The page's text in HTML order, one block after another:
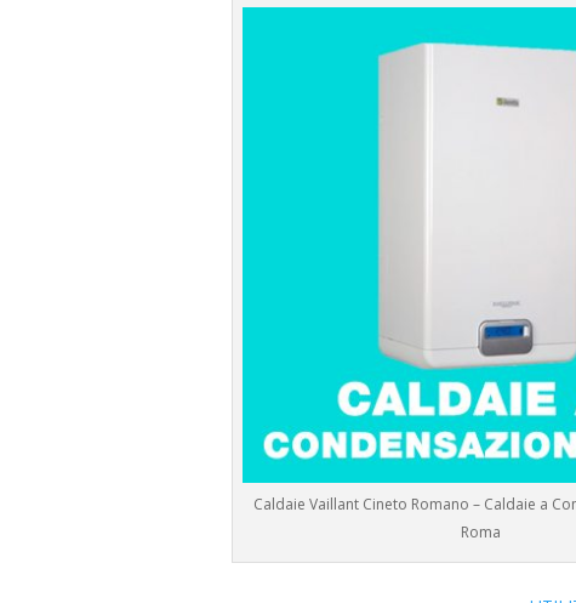
Caldaie Vaillant Cineto Romano – Caldaie a
Roma